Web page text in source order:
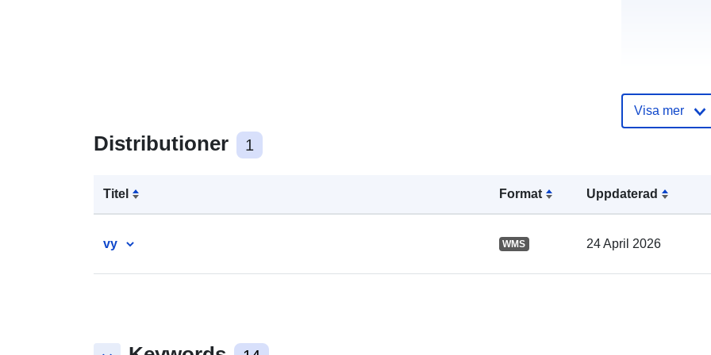
Distributioner 1
Titel Format Uppdaterad
vy WMS 24 April 2026
Visa mer